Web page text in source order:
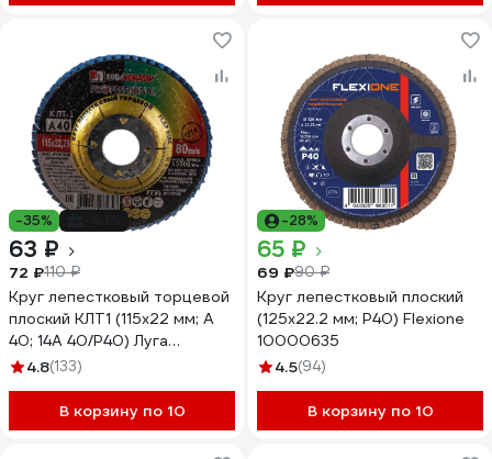
-35%
63 ₽
72 ₽110 ₽
Круг лепестковый торцевой
плоский КЛТ1 (115х22 мм; А
40; 14А 40/Р40) Луга
4603347275658
4.8(133)
В корзину по 10
-28%
65 ₽
69 ₽90 ₽
Круг лепестковый плоский
(125х22.2 мм; Р40) Flexione
10000635
4.5(94)
В корзину по 10